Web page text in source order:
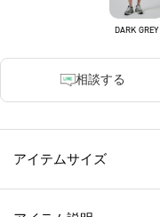
DARK GREY
相談する
アイテムサイズ